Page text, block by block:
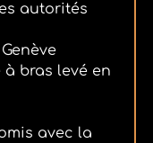
autorités
bras levé en
avec la